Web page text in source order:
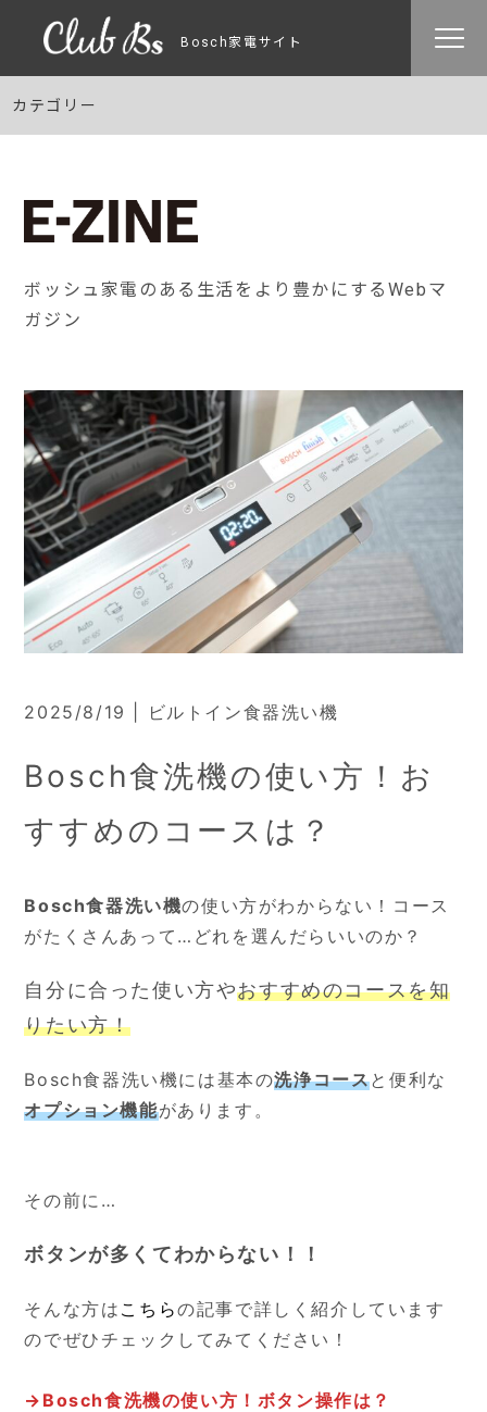
Bosch家電サイト
カテゴリー
ボッシュ家電のある生活をより豊かにするWebマ
ガジン
2025/8/19 | ビルトイン食器洗い機
Bosch食洗機の使い方！お
すすめのコースは？
Bosch食器洗い機の使い方がわからない！コース
がたくさんあって…どれを選んだらいいのか？
自分に合った使い方やおすすめのコースを知
りたい方！
Bosch食器洗い機には基本の洗浄コースと便利な
オプション機能があります。
その前に…
ボタンが多くてわからない！！
そんな方は こちらの記事で詳しく紹介しています
のでぜひチェックしてみてください！
→ Bosch食洗機の使い方！ボタン操作は？